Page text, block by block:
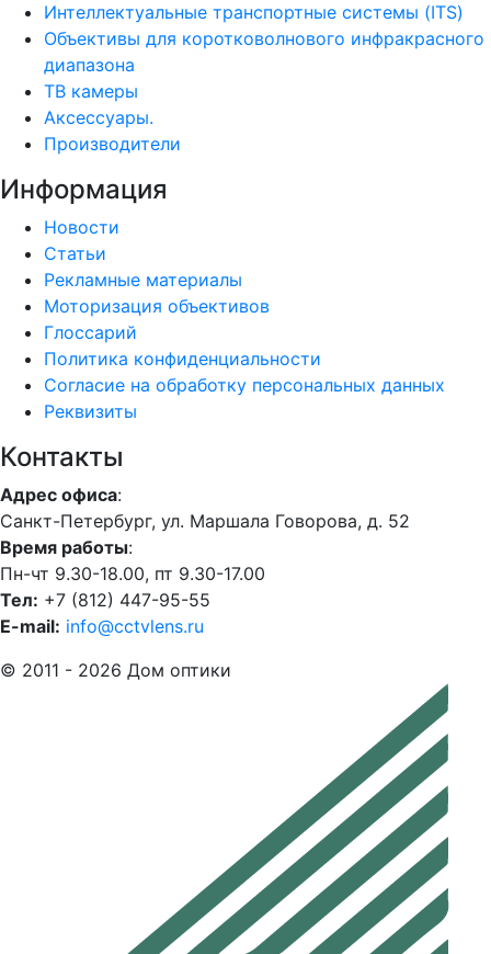
Интеллектуальные транспортные системы (ITS)
Объективы для коротковолнового инфракрасного
диапазона
ТВ камеры
Аксессуары.
Производители
Информация
Новости
Статьи
Рекламные материалы
Моторизация объективов
Глоссарий
Политика конфиденциальности
Согласие на обработку персональных данных
Реквизиты
Контакты
Адрес офиса:
Санкт-Петербург, ул. Маршала Говорова, д. 52
Время работы:
Пн-чт 9.30-18.00, пт 9.30-17.00
Тел: +7 (812) 447-95-55
E-mail: info@cctvlens.ru
© 2011 - 2026 Дом оптики